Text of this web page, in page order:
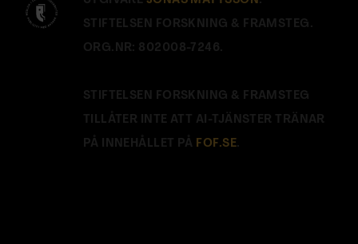
STIFTELSEN FORSKNING & FRAMSTEG.
ORG.NR: 802008-7246.
STIFTELSEN FORSKNING & FRAMSTEG
TILLÅTER INTE ATT AI-TJÄNSTER TRÄNAR
PÅ INNEHÅLLET PÅ FOF.SE.